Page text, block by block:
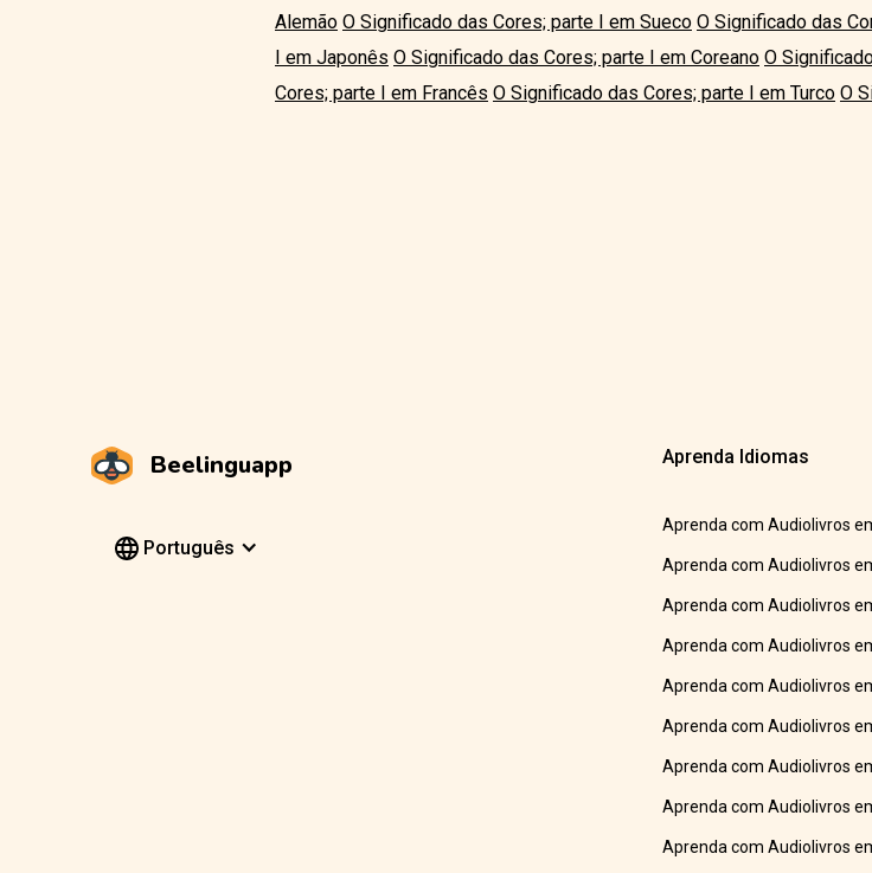
Alemão O Significado das Cores; parte I em Sueco O Significado das
I em Japonês O Significado das Cores; parte I em Coreano O
Cores; parte I em Francês O Significado das Cores; parte I em Turco O
Beelinguapp
Português
Aprenda Idiomas
Aprenda com Audiolivros
Aprenda com Audiolivros
Aprenda com Audiolivros
Aprenda com Audiolivros
Aprenda com Audiolivros
Aprenda com Audiolivros
Aprenda com Audiolivros
Aprenda com Audiolivros
Aprenda com Audiolivros